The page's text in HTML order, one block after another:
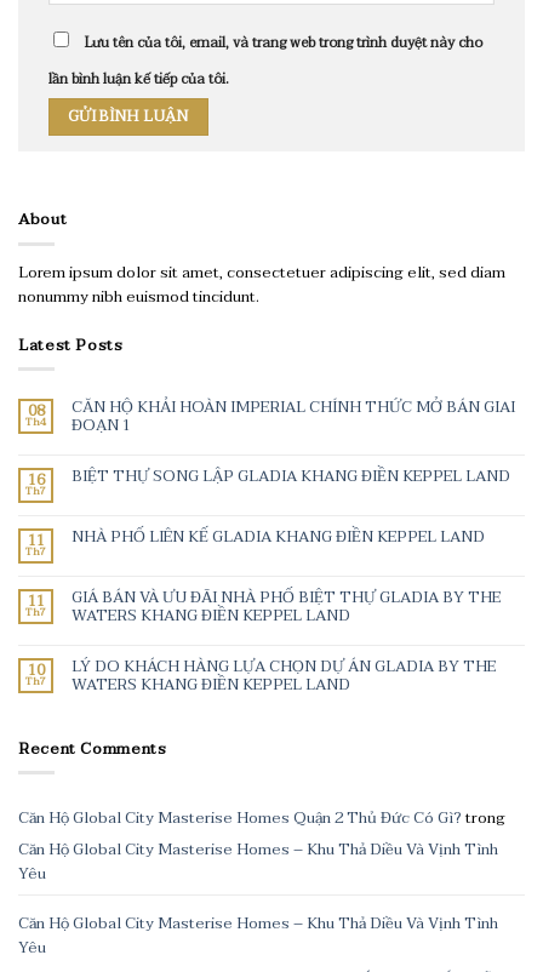
Lưu tên của tôi, email, và trang web trong trình duyệt này cho
lần bình luận kế tiếp của tôi.
About
Lorem ipsum dolor sit amet, consectetuer adipiscing elit, sed diam
nonummy nibh euismod tincidunt.
Latest Posts
08
Th4
CĂN HỘ KHẢI HOÀN IMPERIAL CHÍNH THỨC MỞ BÁN GIAI
ĐOẠN 1
16
Th7
BIỆT THỰ SONG LẬP GLADIA KHANG ĐIỀN KEPPEL LAND
11
Th7
NHÀ PHỐ LIÊN KẾ GLADIA KHANG ĐIỀN KEPPEL LAND
11
Th7
GIÁ BÁN VÀ ƯU ĐÃI NHÀ PHỐ BIỆT THỰ GLADIA BY THE
WATERS KHANG ĐIỀN KEPPEL LAND
10
Th7
LÝ DO KHÁCH HÀNG LỰA CHỌN DỰ ÁN GLADIA BY THE
WATERS KHANG ĐIỀN KEPPEL LAND
Recent Comments
Căn Hộ Global City Masterise Homes Quận 2 Thủ Đức Có Gì?trong
Căn Hộ Global City Masterise Homes – Khu Thả Diều Và Vịnh Tình
Yêu
Căn Hộ Global City Masterise Homes – Khu Thả Diều Và Vịnh Tình
Yêu